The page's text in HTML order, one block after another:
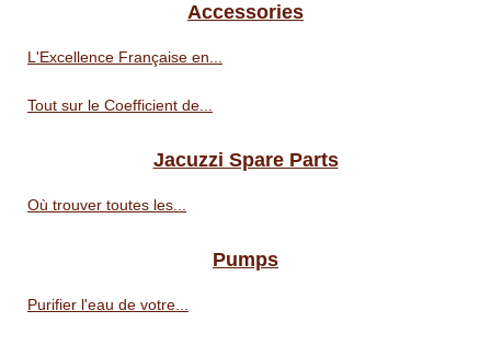
Accessories
L'Excellence Française en...
Tout sur le Coefficient de...
Jacuzzi Spare Parts
Où trouver toutes les...
Pumps
Purifier l'eau de votre...